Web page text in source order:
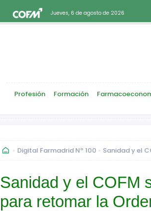
Jueves, 6 de agosto de 2026
Profesión Formación
Digital Farmadrid Nº 100 Sanidad y el
Sanidad y el COFM
para retomar la